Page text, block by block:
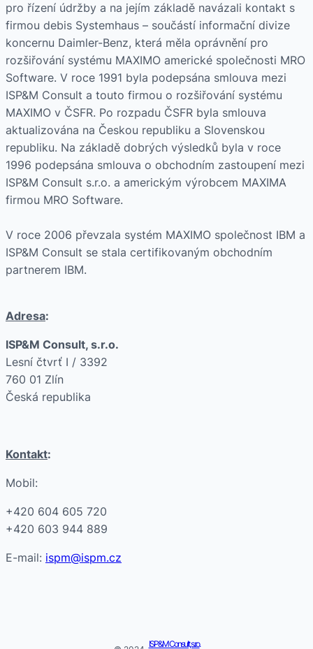
pro řízení údržby a na jejím základě navázali kontakt s
firmou debis Systemhaus – součástí informační divize
koncernu Daimler-Benz, která měla oprávnění pro
rozšiřování systému MAXIMO americké společnosti MRO
Software. V roce 1991 byla podepsána smlouva mezi
ISP&M Consult a touto firmou o rozšiřování systému
MAXIMO v ČSFR. Po rozpadu ČSFR byla smlouva
aktualizována na Českou republiku a Slovenskou
republiku. Na základě dobrých výsledků byla v roce
1996 podepsána smlouva o obchodním zastoupení mezi
ISP&M Consult s.r.o. a americkým výrobcem MAXIMA
firmou MRO Software.
V roce 2006 převzala systém MAXIMO společnost IBM a
ISP&M Consult se stala certifikovaným obchodním
partnerem IBM.
Adresa:
ISP&M Consult, s.r.o.
Lesní čtvrť I / 3392
760 01 Zlín
Česká republika
Kontakt:
Mobil:
+420 604 605 720
+420 603 944 889
E-mail: ispm@ispm.cz
ISP&M Consult, s.r.o.